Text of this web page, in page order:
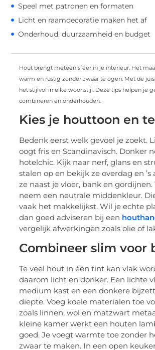
Speel met patronen en formaten
Licht en raamdecoratie maken het af
Onderhoud, duurzaamheid en budget
Hout brengt meteen sfeer in je interieur. Het
warm en rustig zonder zwaar te ogen. Met de
het stijlvol in elke woonstijl. Deze tips helpen je
combineren en onderhouden.
Kies je houttoon en
Bedenk eerst welk gevoel je zoekt.
oogt fris en Scandinavisch. Donker
hotelchic. Kijk naar nerf, glans en
stalen op en bekijk ze overdag en ’s
ze naast je vloer, bank en gordijnen.
neem een neutrale middenkleur.
vaak het makkelijkst. Wil je echte
dan goed adviseren bij een
vergelijk afwerkingen zoals olie of
Combineer slim voor
Te veel hout in één tint kan vlak
daarom licht en donker. Een lichte
medium kast en een donkere
diepte. Voeg koele materialen toe
zoals linnen, wol en matzwart
kleine kamer werkt een houten
goed. Je voegt warmte toe zonder
zwaar te maken. In een open